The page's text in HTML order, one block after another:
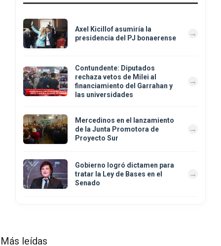
Axel Kicillof asumiría la
presidencia del PJ bonaerense
Contundente: Diputados
rechaza vetos de Milei al
financiamiento del Garrahan y
las universidades
Mercedinos en el lanzamiento
de la Junta Promotora de
Proyecto Sur
Gobierno logró dictamen para
tratar la Ley de Bases en el
Senado
Más leídas